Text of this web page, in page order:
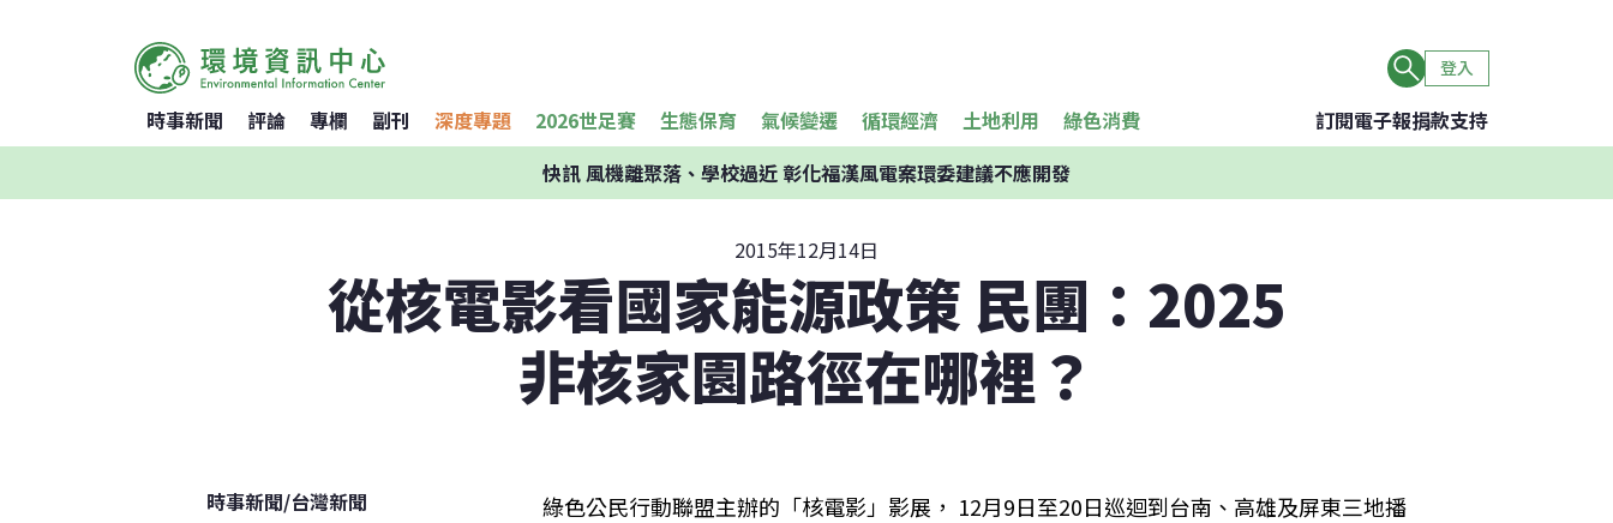
登入
時事新聞 評論 專欄 副刊 深度專題 2026世足賽 生態保育 氣候變遷 循環經濟 土地利用 綠色消費 訂閱電子報捐款支持
快訊風機離聚落、學校過近 彰化福漢風電案環委建議不應開發
2015年12月14日
從核電影看國家能源政策 民團：2025
非核家園路徑在哪裡？
時事新聞/台灣新聞
綠色公民行動聯盟主辦的「核電影」影展， 12月9日至20日巡迴到台南、高雄及屏東三地播